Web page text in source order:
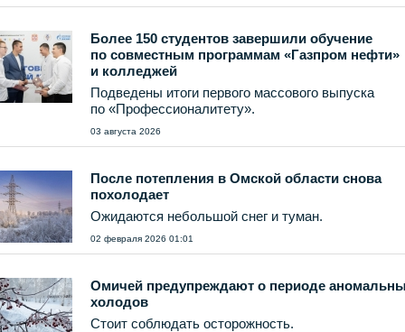
Более 150 студентов завершили обучение
по совместным программам «Газпром нефти»
и колледжей
Подведены итоги первого массового выпуска
по «Профессионалитету».
03 августа 2026
После потепления в Омской области снова
похолодает
Ожидаются небольшой снег и туман.
02 февраля 2026 01:01
Омичей предупреждают о периоде
холодов
Стоит соблюдать осторожность.